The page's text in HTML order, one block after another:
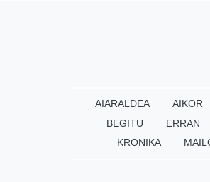
AIARALDEA AIKOR
BEGITU
ERRAN
KRONIKA